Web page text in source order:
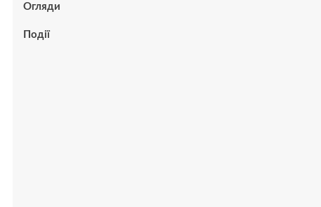
Огляди
Події